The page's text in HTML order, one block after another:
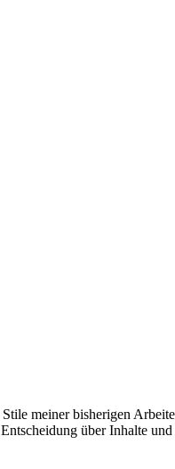
meiner bisherigen
über Inhalte